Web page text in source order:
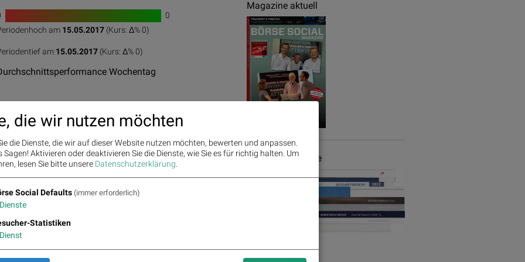
0
am 15.05.2017 (Kurs: Δ% 0)
am 15.05.2017 (Kurs: Δ% 0)
Wochentag
Worst Days
Magazine aktuell
Geschäftsberichte
die wir nutzen möchten
die Dienste, die wir auf dieser Website nutzen möchten, bewerten und anpassen.
Sagen! Aktivieren oder deaktivieren Sie die Dienste, wie Sie es für richtig halten. Um
lesen Sie bitte unsere Datenschutzerklärung.
Social Defaults (immer erforderlich)
Dienste
Statistiken
Dienst